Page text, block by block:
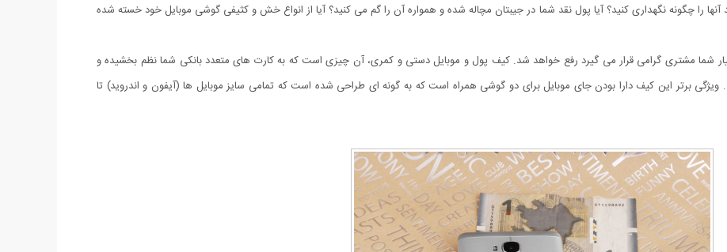
را چگونه نگهداری کنید؟ آیا پول نقد شما در جیبتان مچاله شده و همواره آن را گم می کنید؟ آیا از انواع خش و کثیفی گوشی موبایل خود خسته شده
شما مشتری گرامی قرار می گیرد رفع خواهد شد. کیف پول و موبایل دستی و کمری، آن چیزی است که به کارت های متعدد بانکی شما نظم بخشیده و
برتر این کیف دارا بودن جای موبایل برای دو گوشی همراه است که به گونه ای طراحی شده است که تمامی سایز موبایل ها (آیفون و اندروید) تا